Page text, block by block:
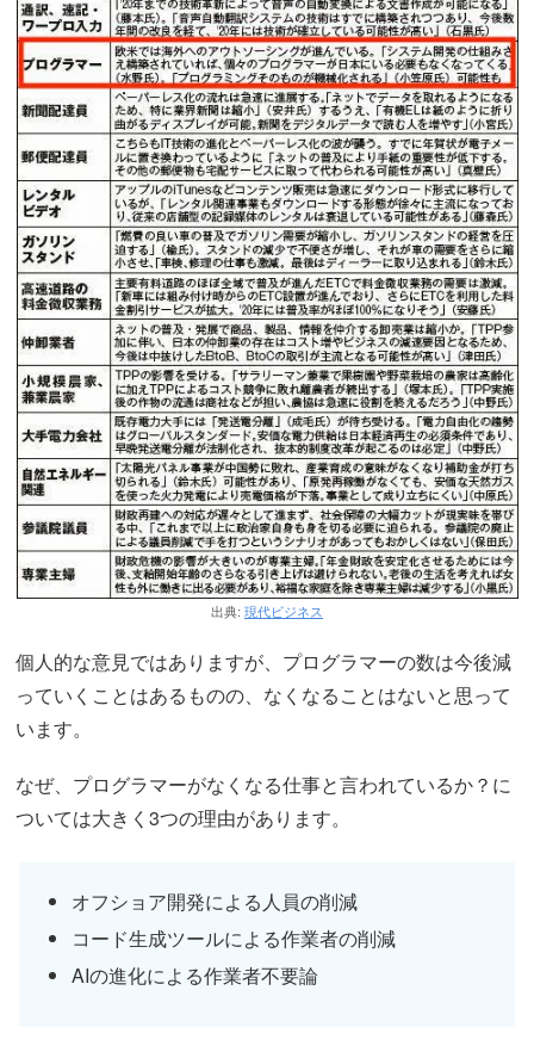
出典: 現代ビジネス
個人的な意見ではありますが、プログラマーの数は今後減
っていくことはあるものの、なくなることはないと思って
います。
なぜ、プログラマーがなくなる仕事と言われているか？に
ついては大きく3つの理由があります。
オフショア開発による人員の削減
コード生成ツールによる作業者の削減
AIの進化による作業者不要論